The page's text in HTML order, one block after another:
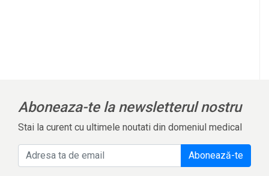
Aboneaza-te la newsletterul nostru
Stai la curent cu ultimele noutati din domeniul medical
Abonează-te